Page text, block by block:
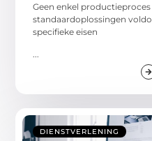
Geen enkel productieproces
standaardoplossingen
specifieke eisen
...
DIENSTVERLENING